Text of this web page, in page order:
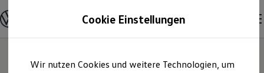
Hauptinhalt
Footer
Modelle und Konfigurator
Konfigurator
Modelle vergleichen
Elektroautos
Startseite
Lizenzhinweise Dritter
react-transition-group, Version 2.5.3
Cookie Einstellungen
Wir nutzen Cookies und weitere Technologien, um